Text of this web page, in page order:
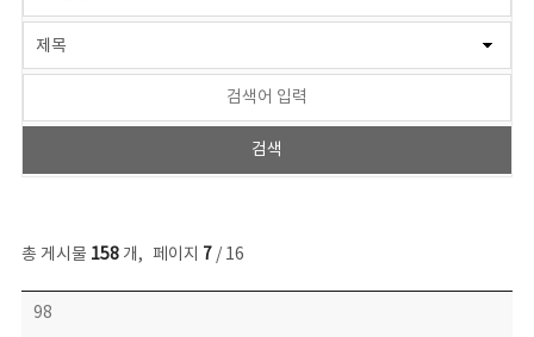
총 게시물 158개, 페이지 7 / 16
콘텐츠이슈 목록 - 번호, 제목, 작성자, 파일, 조회수, 작성일 정보 제공
98